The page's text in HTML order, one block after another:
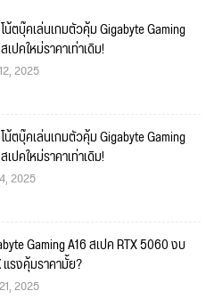
ตบุ๊คเล่นเกมตัวคุ้ม Gigabyte Gaming
เปคใหม่ราคาเท่าเดิม!
2025
ตบุ๊คเล่นเกมตัวคุ้ม Gigabyte Gaming
เปคใหม่ราคาเท่าเดิม!
2025
Gaming A16 สเปค RTX 5060 งบ
รงคุ้มราคามั้ย?
2025